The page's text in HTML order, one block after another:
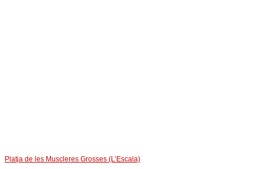
Platja de les Muscleres Grosses (L’Escala)